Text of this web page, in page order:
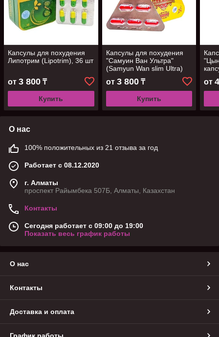
Капсулы для похудения
Липотрим (Lipotrim), 36 шт
от 3 800 ₸
Купить
Капсулы для похудения
"Самуин Ван Ультра"
(Samyun Wan slim Ultra)
от 3 800₸
Купить
от
О нас
100% положительных из 21 отзыва за год
Работает с 08.12.2020
г. Алматы
проспект Райымбека 507Б, Алматы, Казахстан
Контакты
Сегодня работает с 09:00 до 19:00
Показать весь график работы
О нас
Контакты
Доставка и оплата